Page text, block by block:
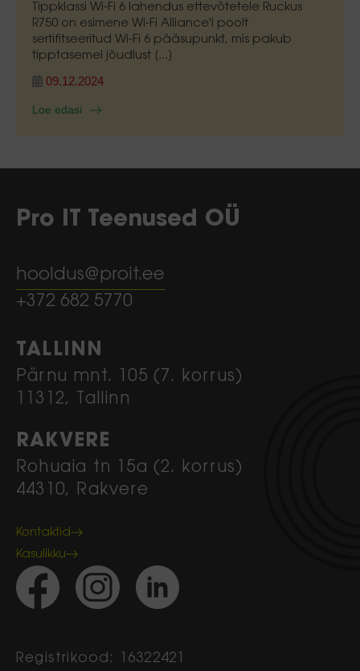
Tippklassi Wi-Fi 6 lahendus ettevõtetele Ruckus
R750 on esimene Wi-Fi Alliance'i poolt
sertifitseeritud Wi-Fi 6 pääsupunkt, mis pakub
tipptasemel jõudlust [...]
09.12.2024
Loe edasi
Pro IT Teenused OÜ
hooldus@proit.ee
+372 682 5770
TALLINN
Pärnu mnt. 105 (7. korrus)
11312, Tallinn
RAKVERE
Rohuaia tn 15a (2. korrus)
44310, Rakvere
Kontaktid
Kasulikku
Registrikood: 16322421